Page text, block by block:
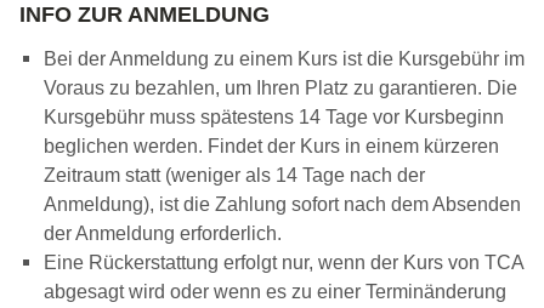
INFO ZUR ANMELDUNG
Bei der Anmeldung zu einem Kurs ist die Kursgebühr im
Voraus zu bezahlen, um Ihren Platz zu garantieren. Die
Kursgebühr muss spätestens 14 Tage vor Kursbeginn
beglichen werden. Findet der Kurs in einem kürzeren
Zeitraum statt (weniger als 14 Tage nach der
Anmeldung), ist die Zahlung sofort nach dem Absenden
der Anmeldung erforderlich.
Eine Rückerstattung erfolgt nur, wenn der Kurs von TCA
abgesagt wird oder wenn es zu einer Terminänderung